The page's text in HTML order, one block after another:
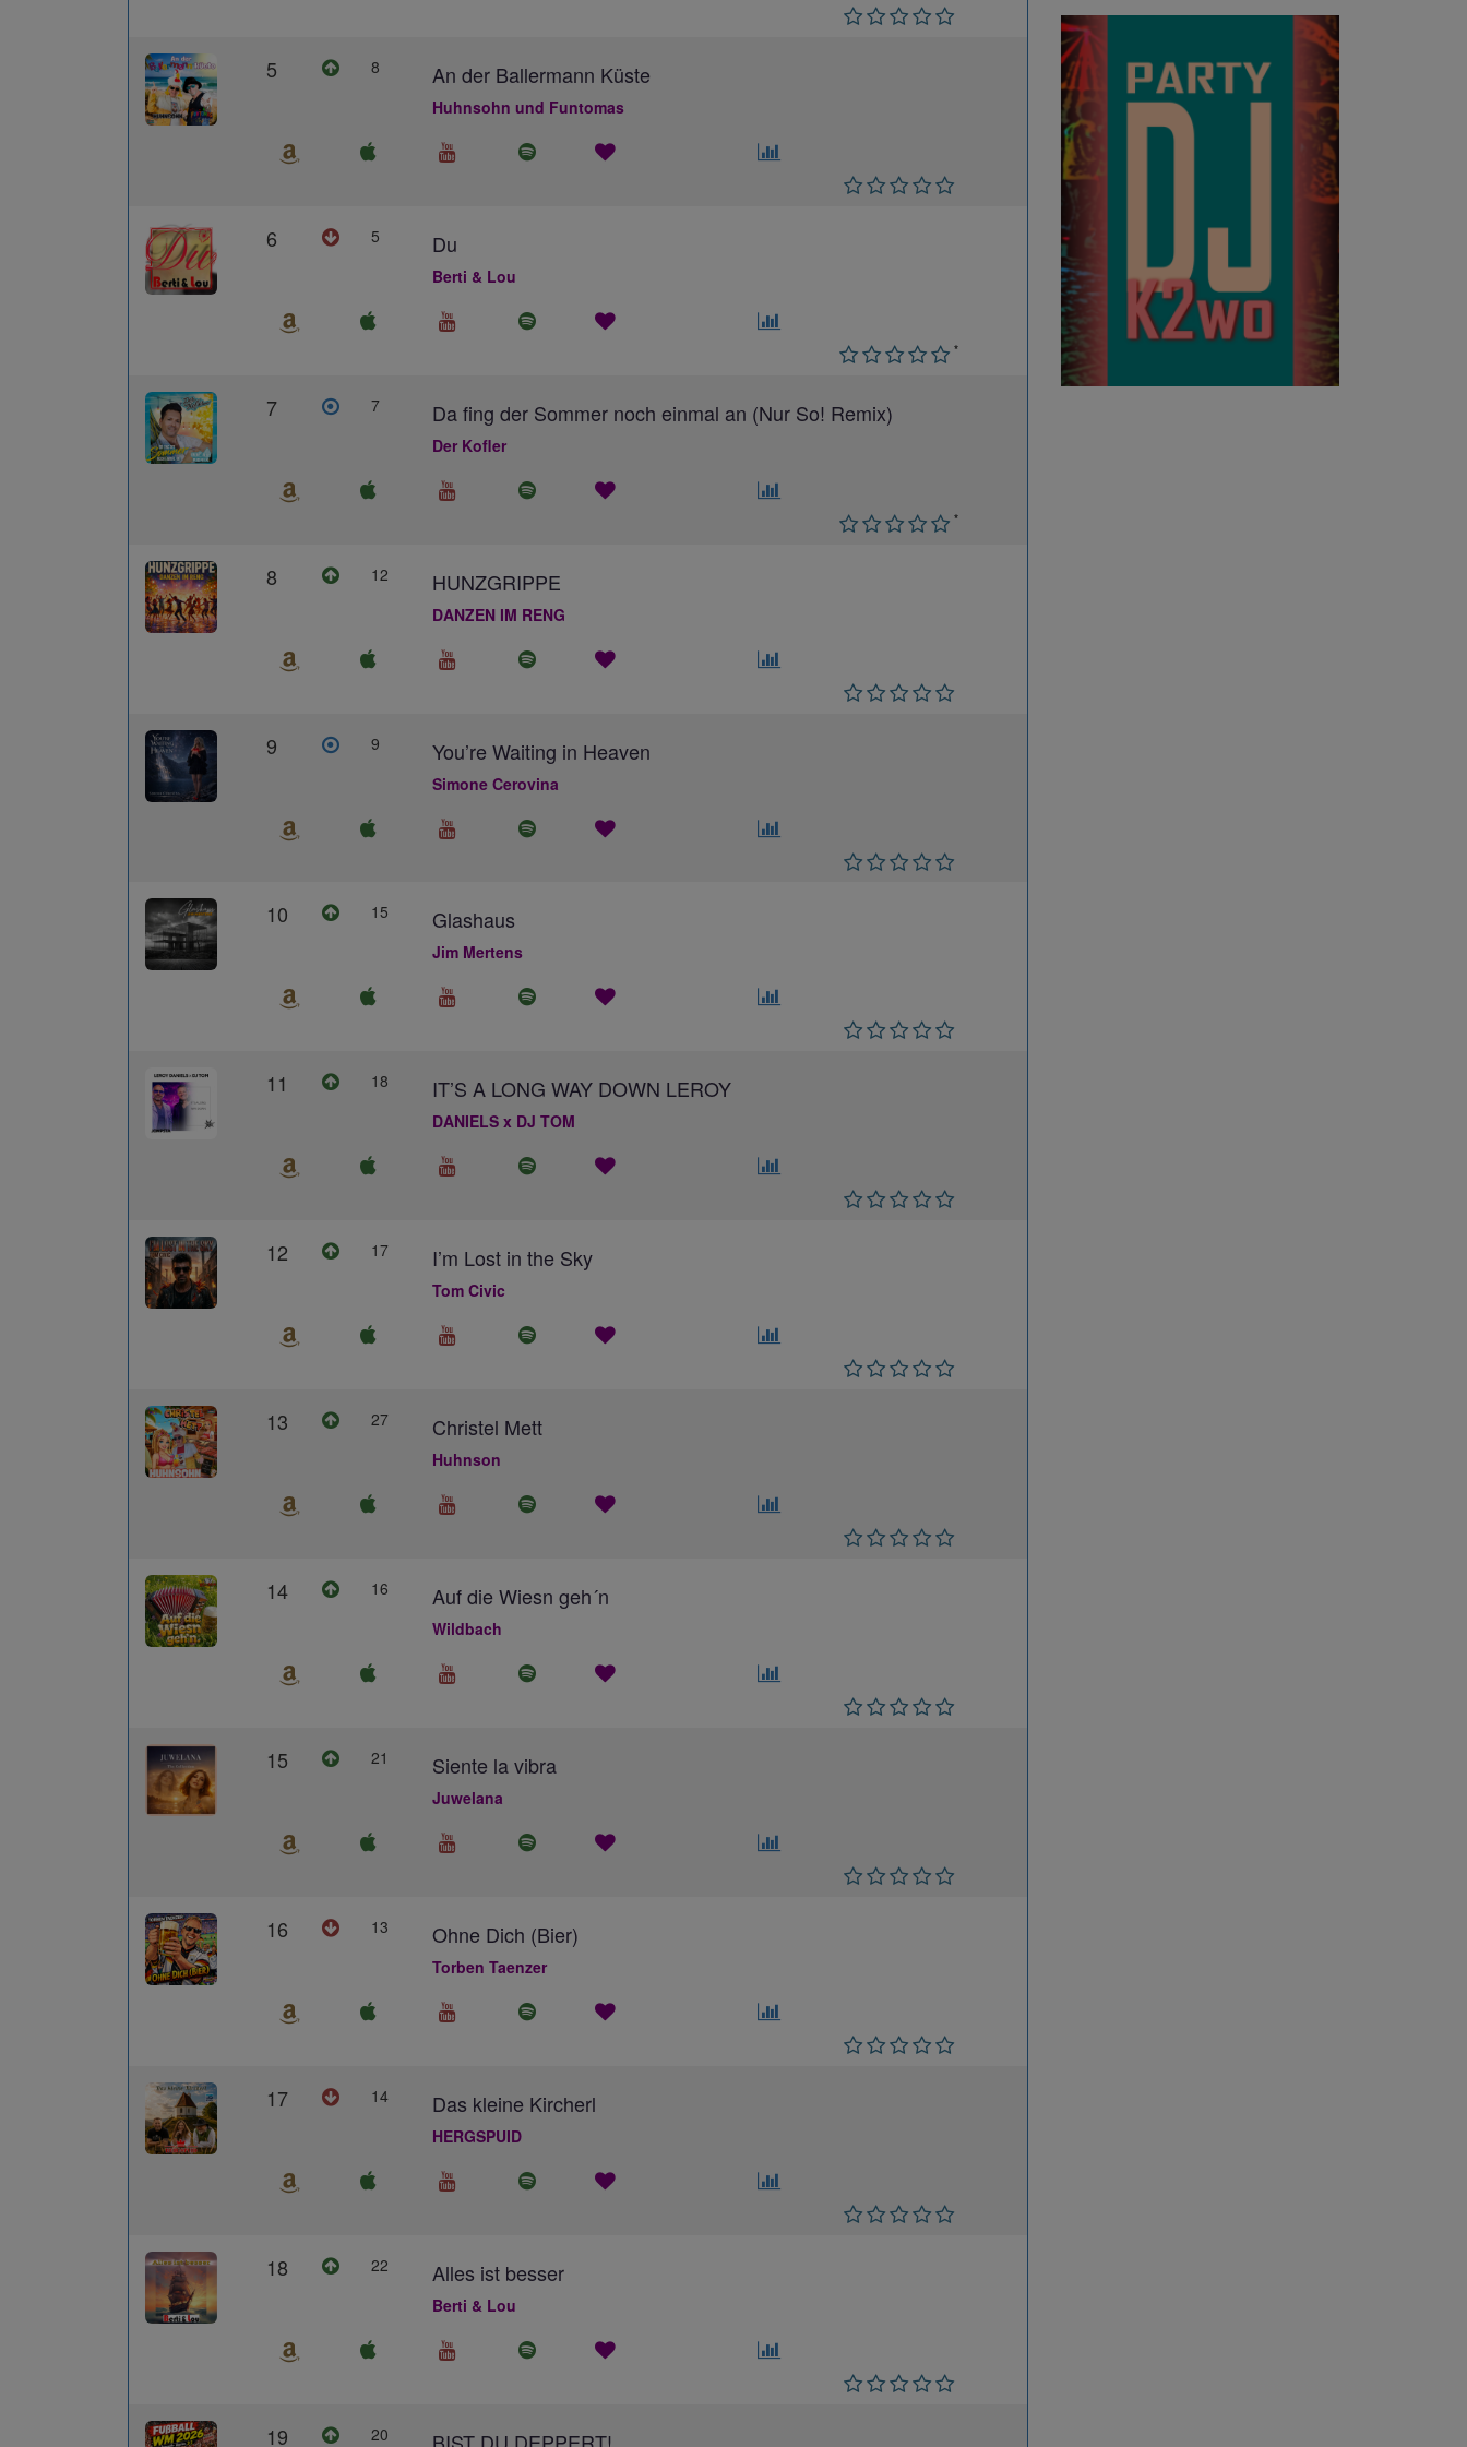
5 8 An der Ballermann Küste
Huhnsohn und Funtomas
6 5 Du
Berti & Lou
*
7 7 Da fing der Sommer noch einmal an (Nur So! Remix)
Der Kofler
*
8 12 HUNZGRIPPE
DANZEN IM RENG
9 9 You’re Waiting in Heaven
Simone Cerovina
10 15 Glashaus
Jim Mertens
11 18 IT’S A LONG WAY DOWN LEROY
DANIELS x DJ TOM
12 17 I’m Lost in the Sky
Tom Civic
13 27 Christel Mett
Huhnson
14 16 Auf die Wiesn geh´n
Wildbach
15 21 Siente la vibra
Juwelana
16 13 Ohne Dich (Bier)
Torben Taenzer
17 14 Das kleine Kircherl
HERGSPUID
18 22 Alles ist besser
Berti & Lou
19 20 BIST DU DEPPERT!